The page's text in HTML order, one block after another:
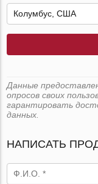
Данные
опросов своих
гарантировать
данных.
НАПИСАТЬ